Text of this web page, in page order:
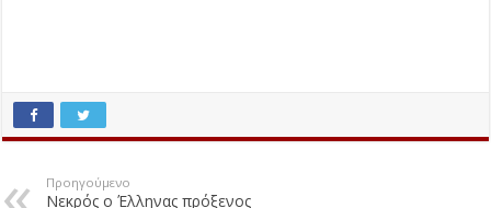
Προηγούμενο
Νεκρός ο Έλληνας πρόξενος